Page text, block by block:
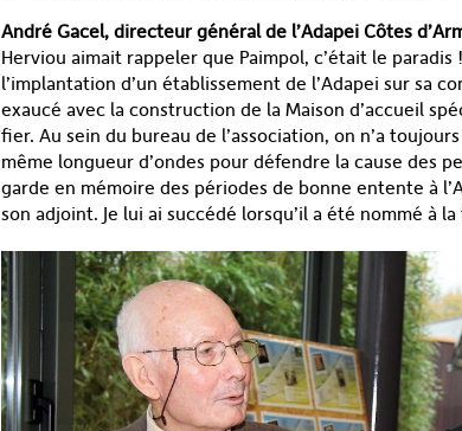
André Gacel, directeur général de l’Adapei Côtes
Herviou aimait rappeler que Paimpol, c’était le
l’implantation d’un établissement de l’Adapei sur sa
exaucé avec la construction de la Maison d’accueil
fier. Au sein du bureau de l’association, on n’a
même longueur d’ondes pour défendre la cause des
garde en mémoire des périodes de bonne entente à
son adjoint. Je lui ai succédé lorsqu’il a été nommé à